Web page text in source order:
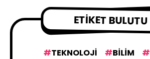
ETIKET BULUTU
TEKNOLOJI BILIM